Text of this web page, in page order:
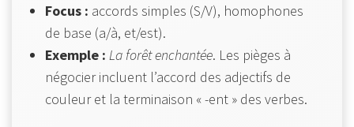
Focus : accords simples (S/V), homophones
de base (a/à, et/est).
Exemple : La forêt enchantée. Les pièges à
négocier incluent l’accord des adjectifs de
couleur et la terminaison « -ent » des verbes.